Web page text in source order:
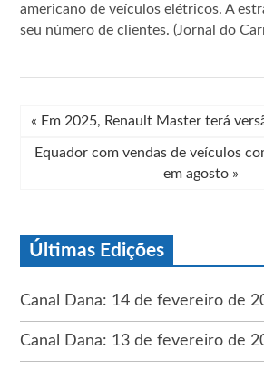
americano de veículos elétricos. A
seu número de clientes. (Jornal do
« Em 2025, Renault Master terá
Equador com vendas de veículos
em agosto »
Últimas Edições
Canal Dana: 14 de fevereiro de
Canal Dana: 13 de fevereiro de